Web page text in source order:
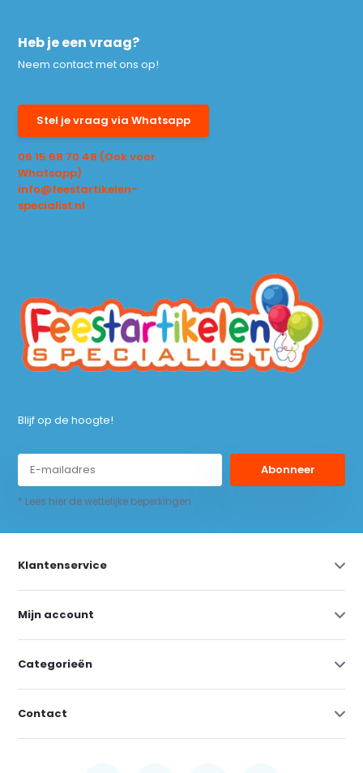
Heb je een vraag?
Neem contact met ons op!
Stel je vraag via Whatsapp
06 15 68 70 48 (Ook voor
Whatsapp)
info@feestartikelen-
specialist.nl
Blijf op de hoogte!
Abonneer
* Lees hier de wettelijke beperkingen
Klantenservice
Mijn account
Categorieën
Contact